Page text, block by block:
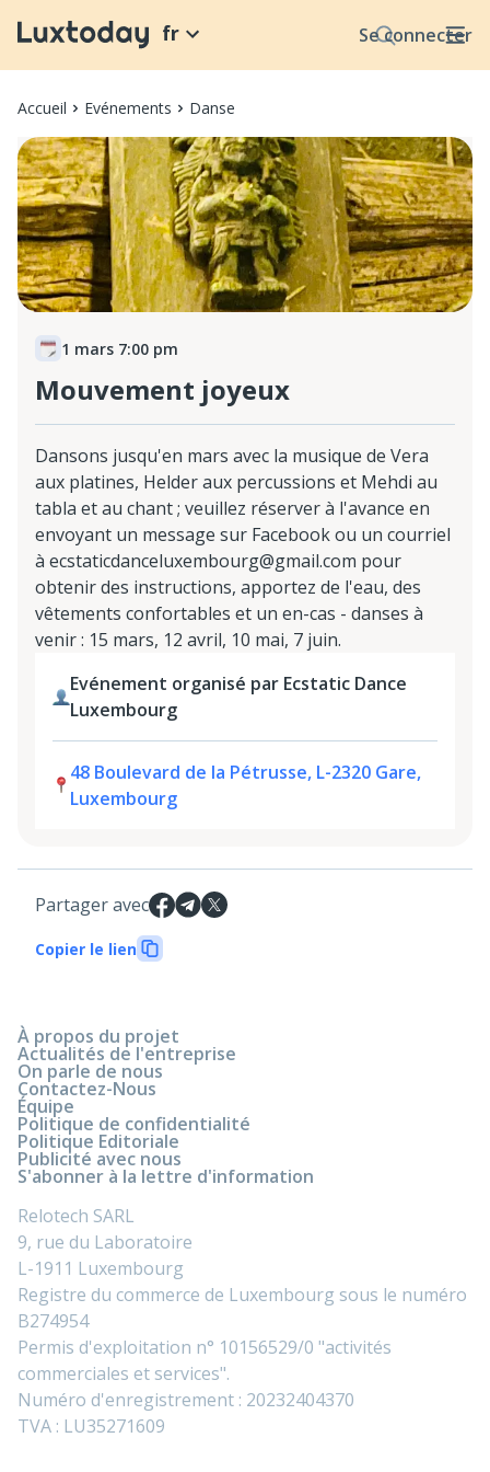
Se connecter
fr
Accueil Evénements Danse
1 mars 7:00 pm
Mouvement joyeux
Dansons jusqu'en mars avec la musique de Vera
aux platines, Helder aux percussions et Mehdi au
tabla et au chant ; veuillez réserver à l'avance en
envoyant un message sur Facebook ou un courriel
à ecstaticdanceluxembourg@gmail.com pour
obtenir des instructions, apportez de l'eau, des
vêtements confortables et un en-cas - danses à
venir : 15 mars, 12 avril, 10 mai, 7 juin.
Evénement organisé par Ecstatic Dance
Luxembourg
48 Boulevard de la Pétrusse, L-2320 Gare,
Luxembourg
Partager avec
Copier le lien
À propos du projet
Actualités de l'entreprise
On parle de nous
Contactez-Nous
Équipe
Politique de confidentialité
Politique Editoriale
Publicité avec nous
S'abonner à la lettre d'information
Relotech SARL
9, rue du Laboratoire
L-1911 Luxembourg
Registre du commerce de Luxembourg sous le numéro
B274954
Permis d'exploitation n° 10156529/0 "activités
commerciales et services".
Numéro d'enregistrement : 20232404370
TVA : LU35271609